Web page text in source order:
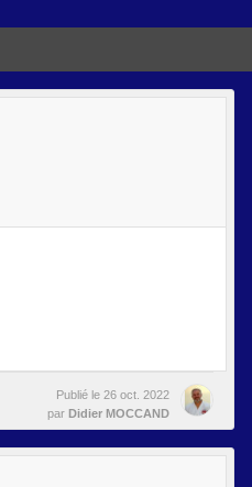
Publié le 26 oct. 2022
par Didier MOCCAND